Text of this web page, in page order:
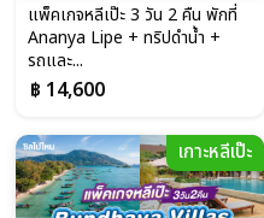
แพ็คเกจหลีเป๊ะ 3 วัน 2 คืน พักที่
Ananya Lipe + ทริปดำน้ำ +
รถและ...
฿ 14,600
เกาะหลีเป๊ะ